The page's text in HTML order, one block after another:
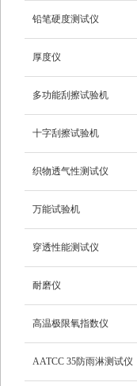
铅笔硬度测试仪
厚度仪
多功能刮擦试验机
十字刮擦试验机
织物透气性测试仪
万能试验机
穿透性能测试仪
耐磨仪
高温极限氧指数仪
AATCC 35防雨淋测试仪